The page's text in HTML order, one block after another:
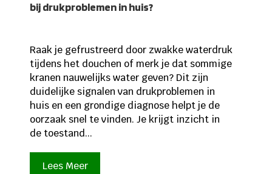
bij drukproblemen in huis?
Raak je gefrustreerd door zwakke waterdruk
tijdens het douchen of merk je dat sommige
kranen nauwelijks water geven? Dit zijn
duidelijke signalen van drukproblemen in
huis en een grondige diagnose helpt je de
oorzaak snel te vinden. Je krijgt inzicht in
de toestand...
Lees Meer